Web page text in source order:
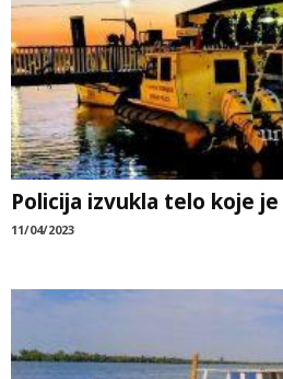
Policija izvukla telo koje
11/04/2023